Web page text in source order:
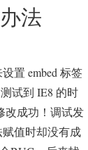
法
置 embed 标签
试到 IE8 的时
改成功！调试发
值时却没有成